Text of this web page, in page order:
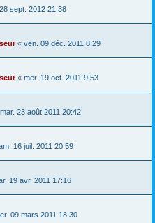
sept. 2012 21:38
« ven. 09 déc. 2011 8:29
« mer. 19 oct. 2011 9:53
mar. 23 août 2011 20:42
16 juil. 2011 20:59
19 avr. 2011 17:16
09 mars 2011 18:30